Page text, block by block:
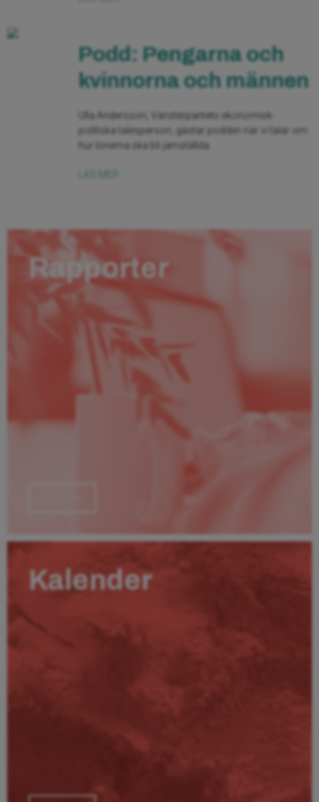
Podd: Pengarna och
kvinnorna och männen
Ulla Andersson, Vänsterpartiets ekonomisk-
politiska talesperson, gästar podden när vi talar om
hur lönerna ska bli jämställda.
Rapporter
Kalender